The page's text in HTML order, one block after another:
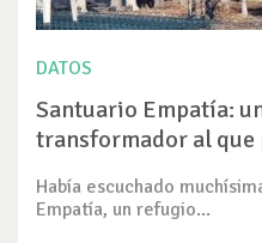
DATOS
Santuario Empatía:
transformador al que
Había escuchado
Empatía, un refugio...